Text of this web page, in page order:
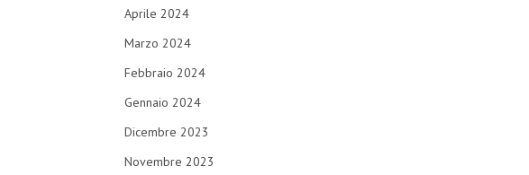
Aprile 2024
Marzo 2024
Febbraio 2024
Gennaio 2024
Dicembre 2023
Novembre 2023